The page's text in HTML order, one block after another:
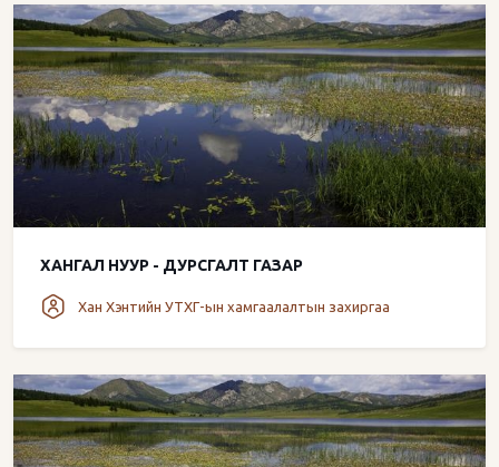
ХАНГАЛ НУУР - ДУРСГАЛТ ГАЗАР
Хан Хэнтийн УТХГ-ын хамгаалалтын захиргаа